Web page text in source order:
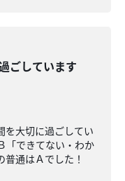
ごしています
を大切に過ごしてい
「できてない・わか
通はＡでした！